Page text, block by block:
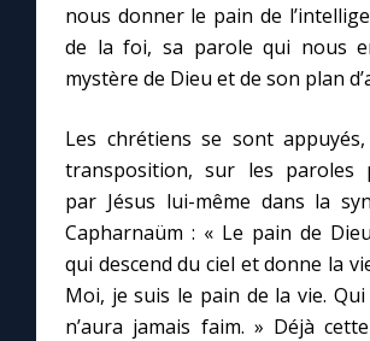
nous donner le pain de
de la foi, sa parole qui nous
mystère de Dieu et de son plan
Les chrétiens se sont
transposition, sur les paroles
par Jésus lui-même dans la
Capharnaüm : « Le pain de
qui descend du ciel et donne la
Moi, je suis le pain de la vie.
n’aura jamais faim. » Déjà